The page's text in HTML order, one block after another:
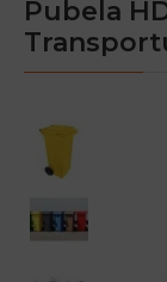
Pubela